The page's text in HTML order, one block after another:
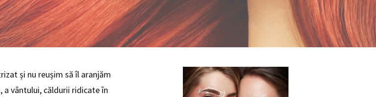
și nu reușim să îl aranjăm
vântului, căldurii ridicate în